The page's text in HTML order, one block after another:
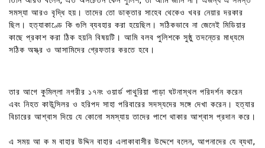
সমস্যা আরও বৃদ্ধি হয়। তাদের তো ডাক্তার সাহেব থেকেও খবর নেয়ার দরকার
ছিল। হত্যাকাণ্ডে কি গুলি ব্যবহার করা হয়েছিল। সঠিকভাবে না জেনেই মিডিয়ার
কাছে প্রকাশ করা ঠিক হয়নি বিষয়টি। আমি বলব পুলিশকে সুষ্ঠু তদন্তের মাধ্যমে
সঠিক অস্ত্র ও আসামিদের গ্রেফতার করতে হবে।
তার আগে কুমিল্লা নগরীর ১৭নং ওয়ার্ড পাথুরিয়া পাড়া ঘটনাস্থল পরিদর্শন করেন
এবং নিহত কাউন্সিলর ও হরিপদ সাহা পরিবারের সদস্যদের সঙ্গে দেখা করেন। হত্যার
বিচারের আশ্বাস দিয়ে যে কোনো সমস্যায় তাদের পাশে থাকার আশ্বাস প্রদান করে।
এ সময় আ ক ম বাহার উদ্দিন বাহার এলাকাবাসীর উদ্দেশে বলেন, আপনাদের যে ব্যথা,